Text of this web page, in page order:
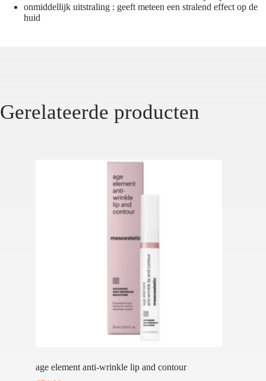
onmiddellijk uitstraling : geeft meteen een stralend effect op de
huid
Gerelateerde producten
age element anti-wrinkle lip and contour